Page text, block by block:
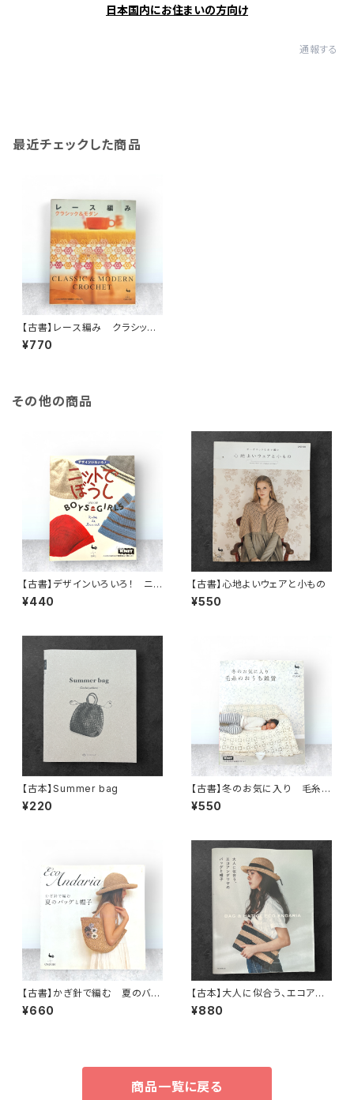
日本国内にお住まいの方向け
通報する
最近チェックした商品
【古書】レース編み クラシック
＆モダン
¥770
その他の商品
【古書】デザインいろいろ！ ニッ
トでぼうし BOYS and GIRLS
¥440
【古書】心地よいウェアと小もの
¥550
【古本】Summer bag
¥220
【古書】冬のお気に入り 毛糸の
おうち雑貨
¥550
【古書】かぎ針で編む 夏のバッ
グと帽子
¥660
【古本】大人に似合う、エコアン
ダリヤのバッグと帽子
¥880
商品一覧に戻る